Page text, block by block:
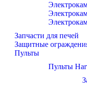
Запчасти для печей
Защитные
Пульты
Пульты